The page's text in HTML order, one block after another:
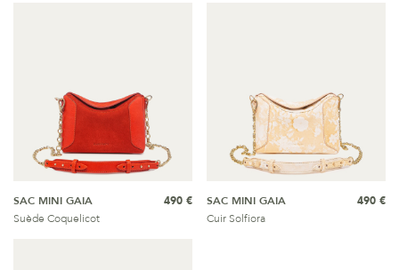
SAC MINI GAIA
Suède Coquelicot
490 €
SAC MINI GAIA
Cuir Solfiora
490 €